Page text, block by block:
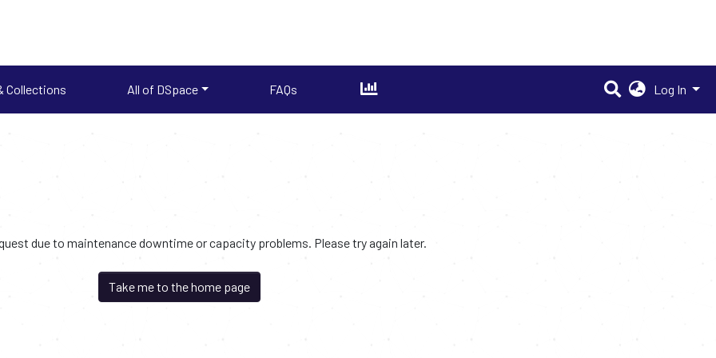
Collections All of DSpace FAQs Log In
due to maintenance downtime or capacity problems. Please try again later.
Take me to the home page